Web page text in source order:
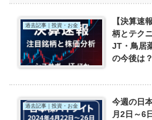
過去記事｜投資・お金
【決算速
柄とテク
JT・鳥居
の今後は？
過去記事｜投資・お金
今週の日
月2日～6